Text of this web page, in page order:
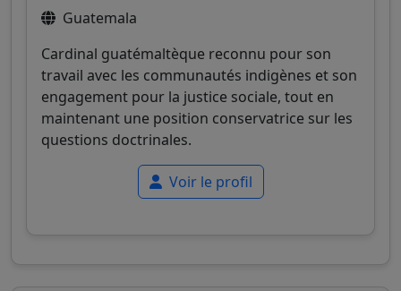
Guatemala
Cardinal guatémaltèque reconnu pour son
travail avec les communautés indigènes et son
engagement pour la justice sociale, tout en
maintenant une position conservatrice sur les
questions doctrinales.
Voir le profil